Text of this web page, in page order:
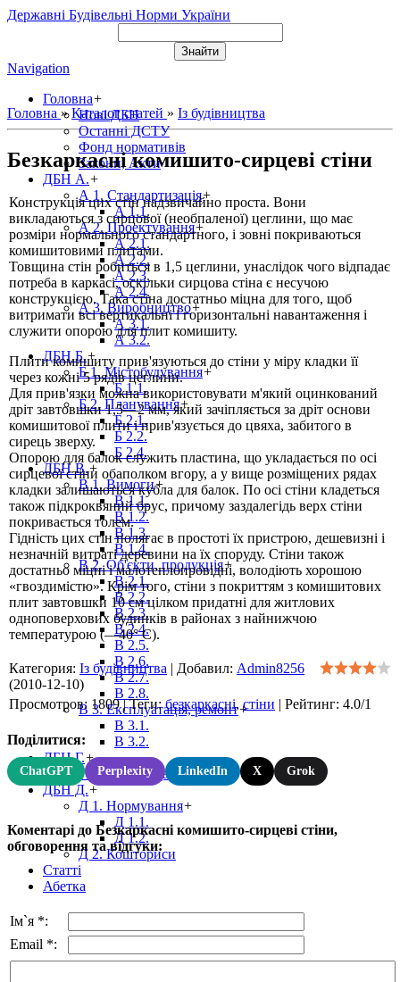
Державні Будівельні Норми України
Navigation
Головна+
Нові ДБН
Останні ДСТУ
Фонд нормативів
Закони, Акти
ДБН А.+
А 1. Стандартизація+
А 1.1.
А 2. Проектування+
А 2.1.
А 2.2.
А 2.3.
А 2.4.
А 3. Виробництво+
А 3.1.
А 3.2.
ДБН Б.+
Б 1. Містобудування+
Б 1.1.
Б 2. Планування+
Б 2.1.
Б 2.2.
Б 2.4.
ДБН В.+
В 1. Вимоги+
В 1.1.
В 1.2.
В 1.3.
В 1.4.
В 2. Об'єкти, продукція+
В 2.1.
В 2.2.
В 2.3.
В 2.4.
В 2.5.
В 2.6.
В 2.7.
В 2.8.
В 3. Експлуатація, ремонт+
В 3.1.
В 3.2.
ДБН Г.+
Г 1. Рекомендації
ДБН Д.+
Д 1. Нормування+
Д 1.1.
Д 1.2.
Д 2. Кошториси
Статті
Абетка
Головна » Каталог статей » Із будівництва
Безкаркасні комишито-сирцеві стіни
Конструкція цих стін надзвичайно проста. Вони
викладаються з сирцової (необпаленої) цеглини, що має
розміри нормального стандартного, і зовні покриваються
комишитовими плитами.
Товщина стін робиться в 1,5 цеглини, унаслідок чого відпадає
потреба в каркасі, оскільки сирцова стіна є несучою
конструкцією. Така стіна достатньо міцна для того, щоб
витримати всі вертикальні і горизонтальні навантаження і
служити опорою для плит комишиту.
Плити комишиту прив'язуються до стіни у міру кладки її
через кожні 5 рядів цеглини.
Для прив'язки можна використовувати м'який оцинкований
дріт завтовшки 1,5—2 мм, який зачіпляється за дріт основи
комишитової плити і прив'язується до цвяха, забитого в
сирець зверху.
Опорою для балок служить пластина, що укладається по осі
сирцевої стіни обаполком вгору, а у вище розміщених рядах
кладки залишаються кубла для балок. По осі стіни кладеться
також підкроквяний брус, причому заздалегідь верх стіни
покривається толем.
Гідність цих стін полягає в простоті їх пристрою, дешевизні і
незначній витраті деревини на їх споруду. Стіни також
достатньо міцні і малотеплопровідні, володіють хорошою
«гвоздимістю». Крім того, стіни з покриттям з комишитових
плит завтовшки 10 см цілком придатні для житлових
одноповерхових будинків в районах з найнижчою
температурою (—40° С).
Категория: Із будівництва | Добавил: Admin8256
(2010-12-10)
Просмотров: 1809 |Теги: безкаркасні, стіни | Рейтинг: 4.0/1
Поділитися:
ChatGPT Perplexity LinkedIn X Grok
Коментарі до Безкаркасні комишито-сирцеві стіни,
обговорення та відгуки:
Ім`я *:
Email *: